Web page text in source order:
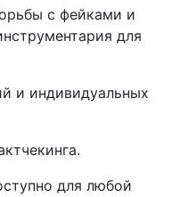
с фейками и
для
и индивидуальных
для любой